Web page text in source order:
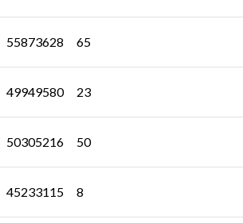
55873628 65
49949580 23
50305216 50
45233115 8